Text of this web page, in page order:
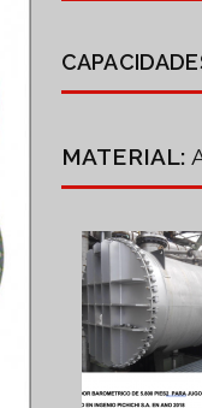
MATERIAL: